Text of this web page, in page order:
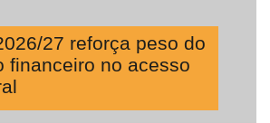
27 reforça peso do
financeiro no acesso